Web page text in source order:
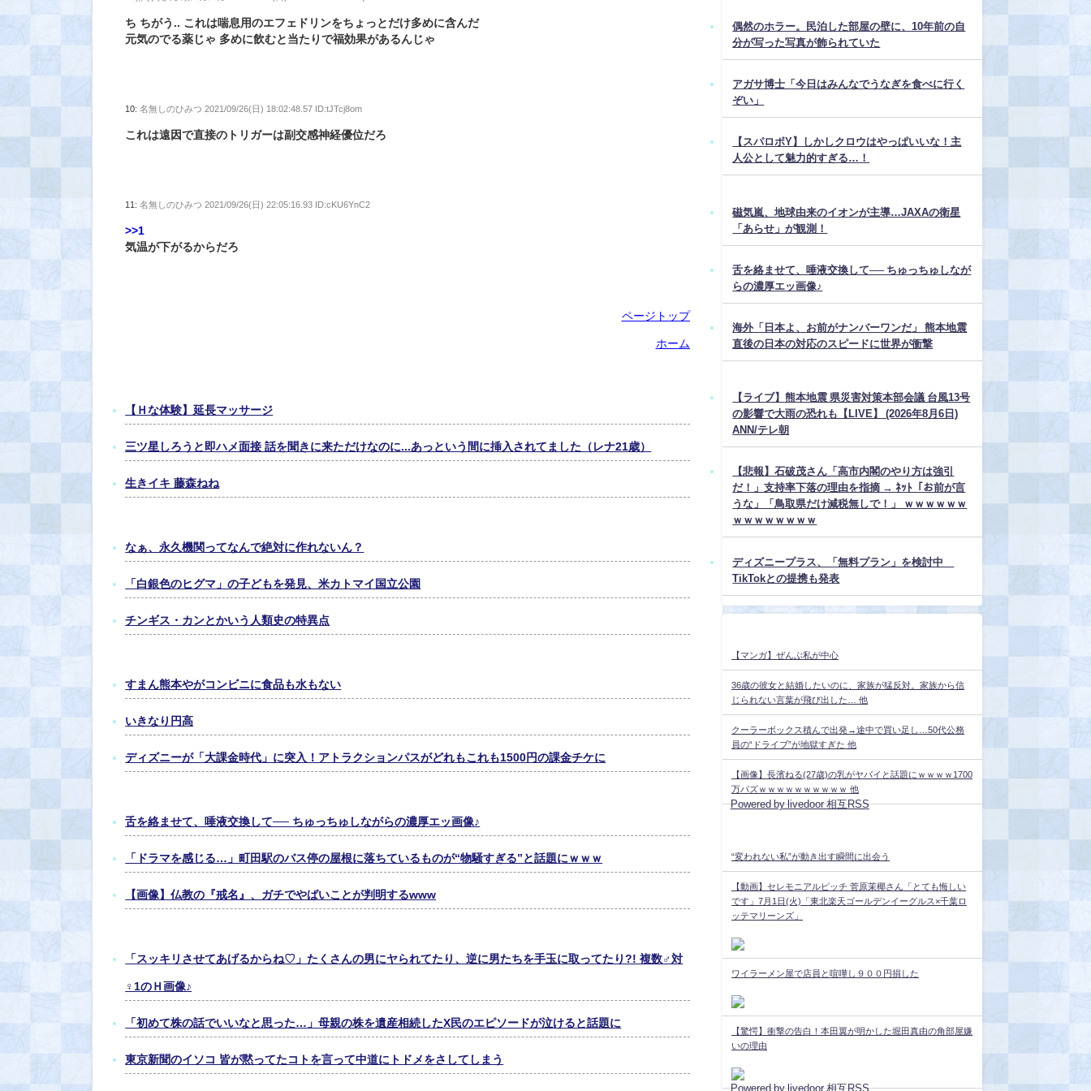
ち ちがう.. これは喘息用のエフェドリンをちょっとだけ多めに含んだ
元気のでる薬じゃ 多めに飲むと当たりで福効果があるんじゃ
10:名無しのひみつ 2021/09/26(日) 18:02:48.57 ID:tJTcj8om
これは遠因で直接のトリガーは副交感神経優位だろ
11:名無しのひみつ 2021/09/26(日) 22:05:16.93 ID:cKU6YnC2
>>1
気温が下がるからだろ
ページトップ
ホーム
【Ｈな体験】延長マッサージ
三ツ星しろうと即ハメ面接 話を聞きに来ただけなのに...あっという間に挿入されてました（レナ21歳）
生きイキ 藤森ねね
なぁ、永久機関ってなんで絶対に作れないん？
「白銀色のヒグマ」の子どもを発見、米カトマイ国立公園
チンギス・カンとかいう人類史の特異点
すまん熊本やがコンビニに食品も水もない
いきなり円高
ディズニーが「大課金時代」に突入！アトラクションパスがどれもこれも1500円の課金チケに
舌を絡ませて、唾液交換して── ちゅっちゅしながらの濃厚エッ画像♪
「ドラマを感じる…」町田駅のバス停の屋根に落ちているものが“物騒すぎる”と話題にｗｗｗ
【画像】仏教の『戒名』、ガチでやばいことが判明するwww
「スッキリさせてあげるからね♡」たくさんの男にヤられてたり、逆に男たちを手玉に取ってたり?! 複数♂対
♀1のＨ画像♪
「初めて株の話でいいなと思った…」母親の株を遺産相続したX民のエピソードが泣けると話題に
東京新聞のイソコ 皆が黙ってたコトを言って中道にトドメをさしてしまう
偶然のホラー。民泊した部屋の壁に、10年前の自
分が写った写真が飾られていた
アガサ博士「今日はみんなでうなぎを食べに行く
ぞい」
【スパロボY】しかしクロウはやっぱいいな！主
人公として魅力的すぎる…！
磁気嵐、地球由来のイオンが主導…JAXAの衛星
「あらせ」が観測！
舌を絡ませて、唾液交換して── ちゅっちゅしなが
らの濃厚エッ画像♪
海外「日本よ、お前がナンバーワンだ」 熊本地震
直後の日本の対応のスピードに世界が衝撃
【ライブ】熊本地震 県災害対策本部会議 台風13号
の影響で大雨の恐れも【LIVE】 (2026年8月6日)
ANN/テレ朝
【悲報】石破茂さん「高市内閣のやり方は強引
だ！」支持率下落の理由を指摘 → ﾈｯﾄ「お前が言
うな」「鳥取県だけ減税無しで！」 ｗｗｗｗｗｗ
ｗｗｗｗｗｗｗｗ
ディズニープラス、「無料プラン」を検討中
TikTokとの提携も発表
【マンガ】ぜんぶ私が中心
36歳の彼女と結婚したいのに、家族が猛反対。家族から信
じられない言葉が飛び出した… 他
クーラーボックス積んで出発→途中で買い足し…50代公務
員の“ドライブ”が地獄すぎた 他
【画像】長濱ねる(27歳)の乳がヤバイと話題にｗｗｗｗ1700
万バズｗｗｗｗｗｗｗｗｗｗ 他
Powered by livedoor 相互RSS
“変われない私”が動き出す瞬間に出会う
【動画】セレモニアルピッチ 菅原茉椰さん「とても悔しい
です」7月1日(火)「東北楽天ゴールデンイーグルス×千葉ロ
ッテマリーンズ」
ワイラーメン屋で店員と喧嘩し９００円損した
【驚愕】衝撃の告白！本田翼が明かした堀田真由の角部屋嫌
いの理由
Powered by livedoor 相互RSS